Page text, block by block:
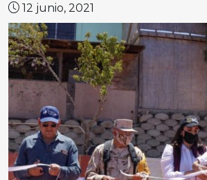
12 junio, 2021